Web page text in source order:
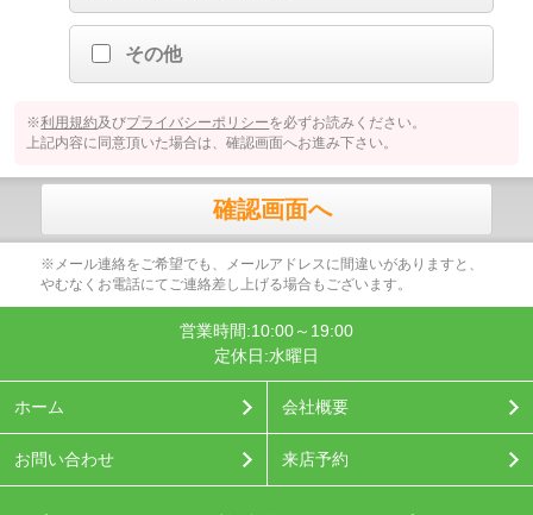
その他
※利用規約及びプライバシーポリシーを必ずお読みください。
上記内容に同意頂いた場合は、確認画面へお進み下さい。
確認画面へ
※メール連絡をご希望でも、メールアドレスに間違いがありますと、
やむなくお電話にてご連絡差し上げる場合もございます。
営業時間:10:00～19:00
定休日:水曜日
ホーム 会社概要
お問い合わせ 来店予約